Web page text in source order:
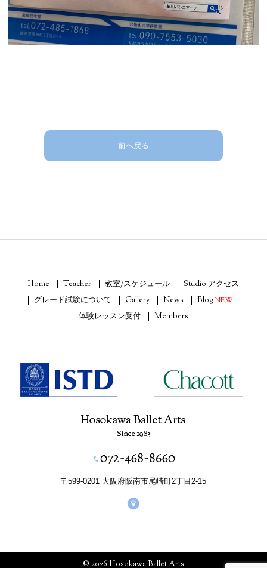
前へ戻る
Home Teacher 教室/スケジュール
Studio アクセス
グレード試験について
Gallery News BlogNEW
体験レッスン受付
Members
〒599-0201 大阪府阪南市尾崎町2丁目2-15
© 2026 Hosokawa Ballet Arts